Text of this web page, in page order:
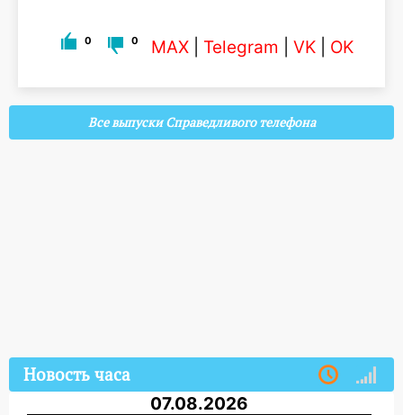
0 0 MAX Telegram VK OK
Все выпуски Справедливого телефона
Новость часа
07.08.2026